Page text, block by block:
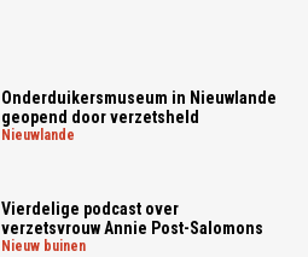
Onderduikersmuseum in Nieuwlande
geopend door verzetsheld
nieuwlande
Vierdelige podcast over
verzetsvrouw Annie Post-Salomons
nieuw buinen